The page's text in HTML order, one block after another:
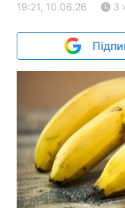
19:21, 10.06.26 3